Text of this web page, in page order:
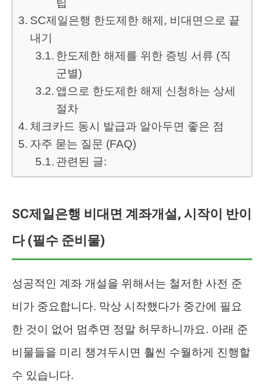
SC제일은행 한도제한 해제, 비대면으로 끝
내기
한도제한 해제를 위한 증빙 서류 (직
군별)
앱으로 한도제한 해제 신청하는 상세
절차
체크카드 동시 발급과 알아두면 좋은 점
자주 묻는 질문 (FAQ)
관련된 글:
SC제일은행 비대면 계좌개설, 시작이 반이
다 (필수 준비물)
성공적인 계좌 개설을 위해서는 철저한 사전 준
비가 중요합니다. 막상 시작했다가 중간에 필요
한 것이 없어 멈추면 정말 허무하니까요. 아래 준
비물들을 미리 챙겨두시면 훨씬 수월하게 진행할
수 있습니다.